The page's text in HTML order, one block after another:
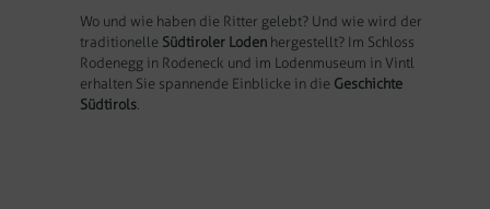
Wo und wie haben die Ritter gelebt? Und wie wird der
traditionelle Südtiroler Loden hergestellt? Im Schloss
Rodenegg in Rodeneck und im Lodenmuseum in Vintl
erhalten Sie spannende Einblicke in die Geschichte
Südtirols.